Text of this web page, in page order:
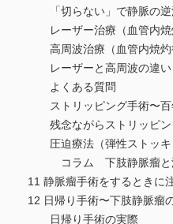
「切らない」で静脈の逆
レーザー治療（血管内焼
高周波治療（血管内焼灼
レーザーと高周波の違い
よくある質問
ストリッピング手術〜百
残念ながらストリッピン
圧迫療法（弾性ストッキ
コラム 下肢静脈瘤と
11 静脈瘤手術をするときに
12 日帰り手術〜下肢静脈瘤
日帰り手術の実際